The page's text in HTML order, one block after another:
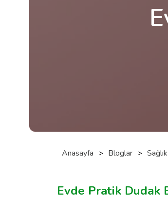
Anasayfa > Bloglar > Sağlık
Evde Pratik Dudak